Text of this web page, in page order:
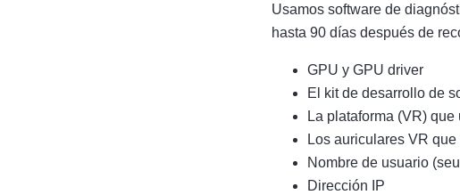
Usamos software de
hasta 90 días después de
GPU y GPU driver
El kit de desarrollo de
La plataforma (VR) que
Los auriculares VR
Nombre de usuario
Dirección IP